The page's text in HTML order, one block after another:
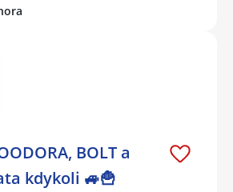
BOLT a
kdykoli 🚙🍟